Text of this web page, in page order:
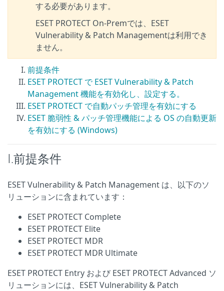
する必要があります。
ESET PROTECT On-Premでは、ESET
Vulnerability & Patch Managementは利用でき
ません。
前提条件
ESET PROTECT で ESET Vulnerability & Patch
Management 機能を有効化し、設定する。
ESET PROTECT で自動パッチ管理を有効にする
ESET 脆弱性 & パッチ管理機能による OS の自動更新
を有効にする (Windows)
I.前提条件
ESET Vulnerability & Patch Management は、以下のソ
リューションに含まれています：
ESET PROTECT Complete
ESET PROTECT Elite
ESET PROTECT MDR
ESET PROTECT MDR Ultimate
ESET PROTECT Entry および ESET PROTECT Advanced ソ
リューションには、ESET Vulnerability & Patch